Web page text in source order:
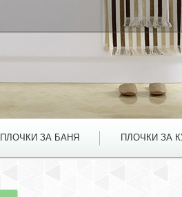
ПЛОЧКИ ЗА БАНЯ ПЛОЧКИ ЗА